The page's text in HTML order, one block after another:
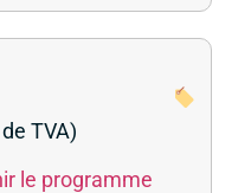
TVA)
le programme